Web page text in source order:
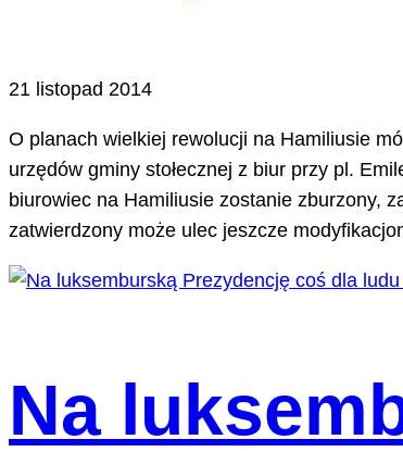
21 listopad 2014
O planach wielkiej rewolucji na Hamiliusie
urzędów gminy stołecznej z biur przy pl.
biurowiec na Hamiliusie zostanie zburzony,
zatwierdzony może ulec jeszcze
Na